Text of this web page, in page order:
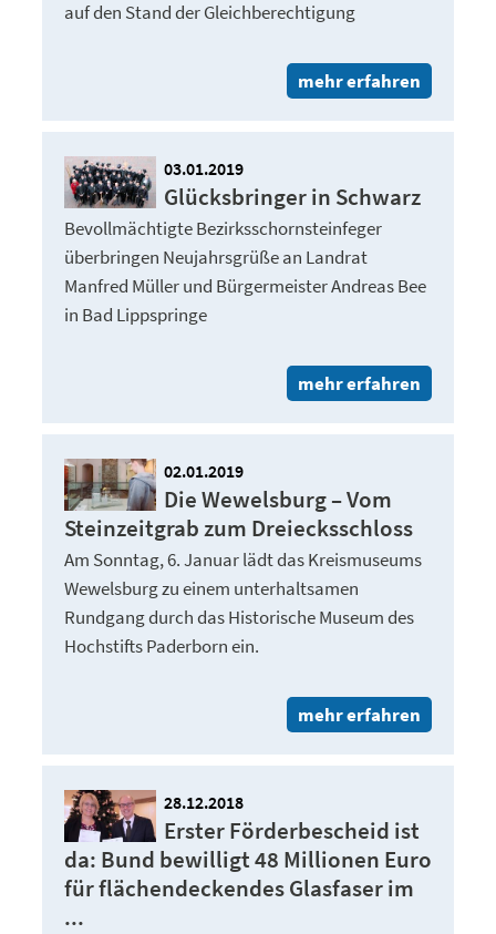
auf den Stand der Gleichberechtigung
mehr erfahren
03.01.2019
Glücksbringer in Schwarz
Bevollmächtigte Bezirksschornsteinfeger
überbringen Neujahrsgrüße an Landrat
Manfred Müller und Bürgermeister Andreas Bee
in Bad Lippspringe
mehr erfahren
02.01.2019
Die Wewelsburg – Vom
Steinzeitgrab zum Dreiecksschloss
Am Sonntag, 6. Januar lädt das Kreismuseums
Wewelsburg zu einem unterhaltsamen
Rundgang durch das Historische Museum des
Hochstifts Paderborn ein.
mehr erfahren
28.12.2018
Erster Förderbescheid ist
da: Bund bewilligt 48 Millionen Euro
für flächendeckendes Glasfaser im
...